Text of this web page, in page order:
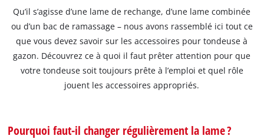
Qu’il s’agisse d’une lame de rechange, d’une lame combinée
ou d’un bac de ramassage – nous avons rassemblé ici tout ce
que vous devez savoir sur les accessoires pour tondeuse à
gazon. Découvrez ce à quoi il faut prêter attention pour que
votre tondeuse soit toujours prête à l’emploi et quel rôle
jouent les accessoires appropriés.
Pourquoi faut-il changer régulièrement la lame ?